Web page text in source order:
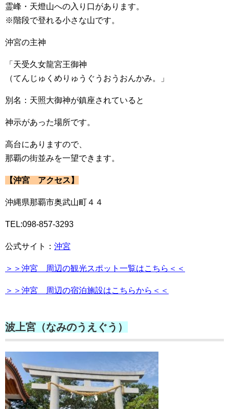
霊峰・天燈山への入り口があります。
※階段で登れる小さな山です。
沖宮の主神
「天受久女龍宮王御神
（てんじゅくめりゅうぐうおうおんかみ。」
別名：天照大御神が鎮座されていると
神示があった場所です。
高台にありますので、
那覇の街並みを一望できます。
【沖宮 アクセス】
沖縄県那覇市奥武山町４４
TEL:098-857-3293
公式サイト： 沖宮
＞＞沖宮 周辺の観光スポット一覧はこちら＜＜
＞＞沖宮 周辺の宿泊施設はこちらから＜＜
波上宮（なみのうえぐう）